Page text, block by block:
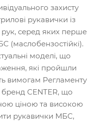
захисту
рукавички із
серед яких перше
(маслобензостійкі).
моделі, що
які пройшли
вимогам Регламенту
бренд CENTER, що
ціною та високою
рукавички МБС,